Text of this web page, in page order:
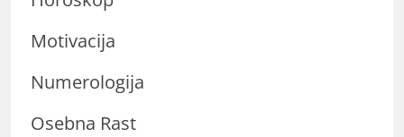
Motivacija
Numerologija
Osebna Rast